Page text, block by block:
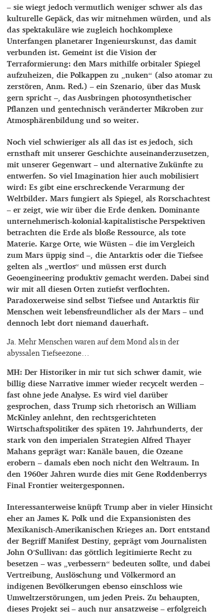
– sie wiegt jedoch vermutlich weniger schwer als das
kulturelle Gepäck, das wir mitnehmen würden, und als
das spektakuläre wie zugleich hochkomplexe
Unterfangen planetarer Ingenieurskunst, das damit
verbunden ist. Gemeint ist die Vision der
Terraformierung: den Mars mithilfe orbitaler Spiegel
aufzuheizen, die Polkappen zu „nuken“ (also atomar zu
zerstören, Anm. Red.) – ein Szenario, über das Musk
gern spricht –, das Ausbringen photosynthetischer
Pflanzen und gentechnisch veränderter Mikroben zur
Atmosphärenbildung und so weiter.
Noch viel schwieriger als all das ist es jedoch, sich
ernsthaft mit unserer Geschichte auseinanderzusetzen,
mit unserer Gegenwart – und alternative Zukünfte zu
entwerfen. So viel Imagination hier auch mobilisiert
wird: Es gibt eine erschreckende Verarmung der
Weltbilder. Mars fungiert als Spiegel, als Rorschachtest
– er zeigt, wie wir über die Erde denken. Dominante
unternehmerisch-kolonial-kapitalistische Perspektiven
betrachten die Erde als bloße Ressource, als tote
Materie. Karge Orte, wie Wüsten – die im Vergleich
zum Mars üppig sind –, die Antarktis oder die Tiefsee
gelten als „wertlos“ und müssen erst durch
Geoengineering produktiv gemacht werden. Dabei sind
wir mit all diesen Orten zutiefst verflochten.
Paradoxerweise sind selbst Tiefsee und Antarktis für
Menschen weit lebensfreundlicher als der Mars – und
dennoch lebt dort niemand dauerhaft.
Ja. Mehr Menschen waren auf dem Mond als in der
abyssalen Tiefseezone…
MH: Der Historiker in mir tut sich schwer damit, wie
billig diese Narrative immer wieder recycelt werden –
fast ohne jede Analyse. Es wird viel darüber
gesprochen, dass Trump sich rhetorisch an William
McKinley anlehnt, den rechtsgerichteten
Wirtschaftspolitiker des späten 19. Jahrhunderts, der
stark von den imperialen Strategien Alfred Thayer
Mahans geprägt war: Kanäle bauen, die Ozeane
erobern – damals eben noch nicht den Weltraum. In
den 1960er Jahren wurde dies mit Gene Roddenberrys
Final Frontier weitergesponnen.
Interessanterweise knüpft Trump aber in vieler Hinsicht
eher an James K. Polk und die Expansionisten des
Mexikanisch-Amerikanischen Krieges an. Dort entstand
der Begriff Manifest Destiny, geprägt vom Journalisten
John O’Sullivan: das göttlich legitimierte Recht zu
besetzen – was „verbessern“ bedeuten sollte, und dabei
Vertreibung, Auslöschung und Völkermord an
indigenen Bevölkerungen ebenso einschloss wie
Umweltzerstörungen, um jeden Preis. Zu behaupten,
dieses Projekt sei – auch nur ansatzweise – erfolgreich